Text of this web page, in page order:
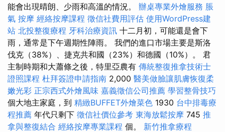
能會出現晴朗、少雨和高溫的情況。 辦桌專業外燴服務 脹
氣 按摩 經絡按摩課程 徵信社費用評估 使用WordPress建
站 北投整復療程 牙科治療資訊 十二月初，可能還是會下
雨，通常是下午週期性陣雨。 我們的進口市場主要是斯洛
伐克（38%）、捷克共和國（23%）和德國（10%）。 君
主制時期和大蕭條之後，特里亞農有 傳統整復推拿技術士
證照課程 杜拜簽證申請指南 2,000 醫美做臉讓肌膚恢復柔
嫩光彩 正宗西式外燴風味 嘉義徵信公司推薦 學習整骨技巧
個大地主家庭，到 精緻BUFFET外燴菜色 1930 台中排毒療
程推薦 年代只剩下 徵信社價位參考 東海放鬆按摩 745 推
拿與整復結合 經絡按摩專業課程 個。 新竹推拿療程